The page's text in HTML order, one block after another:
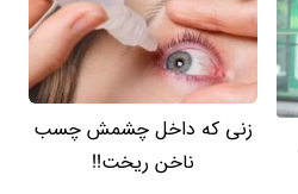
زنی که داخل چشمش چسب
ناخن ریخت!!